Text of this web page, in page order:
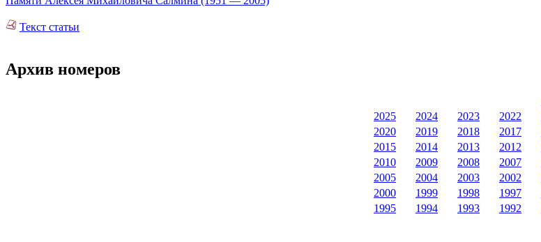
Текст статьи
Архив номеров
2025
2024 2023 2022
2020
2019 2018 2017
2015
2014 2013 2012
2010
2009 2008 2007
2005
2004 2003 2002
2000
1999 1998 1997
1995
1994 1993 1992